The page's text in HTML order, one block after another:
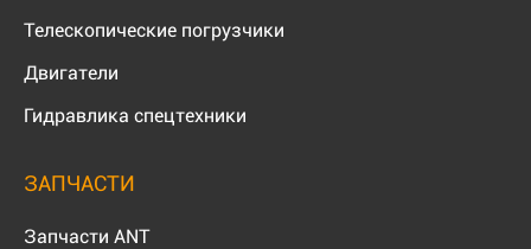
Телескопические погрузчики
Двигатели
Гидравлика спецтехники
ЗАПЧАСТИ
Запчасти ANT